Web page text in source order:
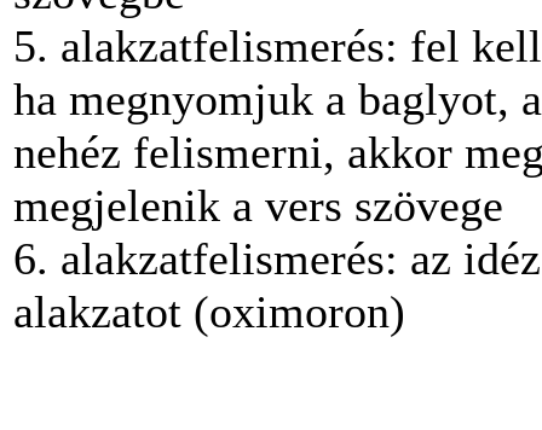
5. alakzatfelismerés: fel
ha megnyomjuk a baglyot,
nehéz felismerni, akkor
megjelenik a vers szövege
6. alakzatfelismerés: az
alakzatot (oximoron)